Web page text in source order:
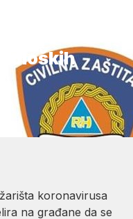
koronavirusa
na građane da se